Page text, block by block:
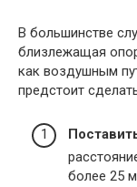
В большинстве
близлежащая
как воздушным
предстоит
более 25